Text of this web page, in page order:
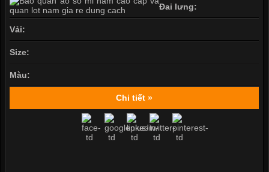
Đai lưng:
Vải:
Size:
Màu:
Chi tiết »